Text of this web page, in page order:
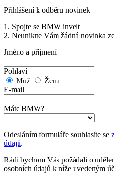
Přihlášení k odběru novinek
1. Spojte se BMW invelt
2. Neunikne Vám žádná novinka
Jméno a příjmení
Pohlaví
Muž
Žena
E-mail
Máte BMW?
Odesláním formuláře souhlasíte se
údajů.
Rádi bychom Vás požádali o
osobních údajů k níže uvedeným